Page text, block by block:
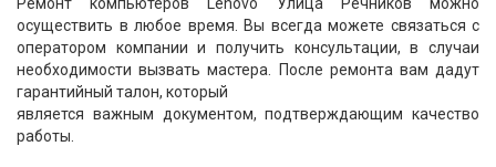
осуществить в любое время. Вы всегда можете связаться с
оператором компании и получить консультации, в случаи
необходимости вызвать мастера. После ремонта вам дадут
гарантийный талон, который
является важным документом, подтверждающим качество
работы.